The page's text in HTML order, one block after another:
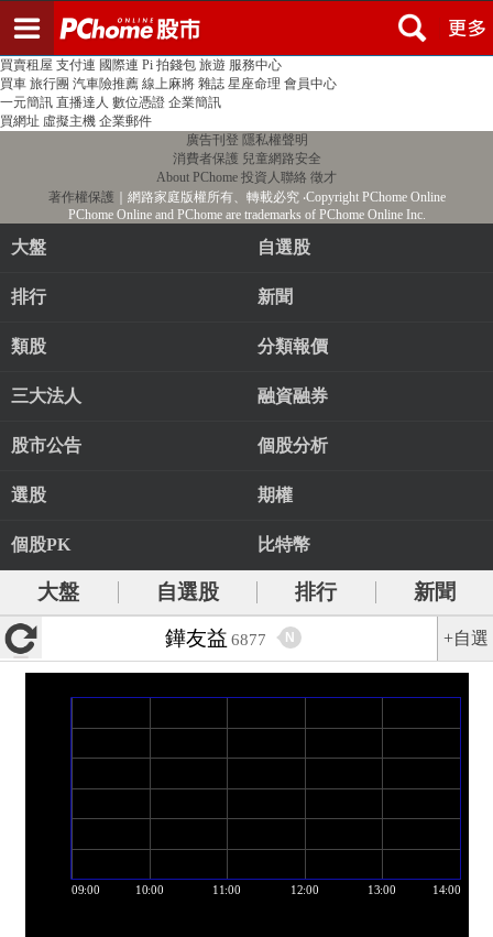
PChome首頁 線上購物 24h購物 書店
買賣租屋 支付連 國際連 Pi 拍錢包 旅遊 服務中心
買車 旅行團 汽車險推薦 線上麻將 雜誌 星座命理 會員中心
一元簡訊 直播達人 數位憑證 企業簡訊
買網址 虛擬主機 企業郵件
廣告刊登 隱私權聲明
消費者保護 兒童網路安全
About PChome 投資人聯絡 徵才
著作權保護 ｜網路家庭版權所有、轉載必究‧Copyright PChome Online
PChome Online and PChome are trademarks of PChome Online Inc.
大盤 自選股
排行 新聞
類股 分類報價
三大法人 融資融券
股市公告 個股分析
選股 期權
個股PK 比特幣
大盤 自選股 排行
新聞
鏵友益 6877 N +自選